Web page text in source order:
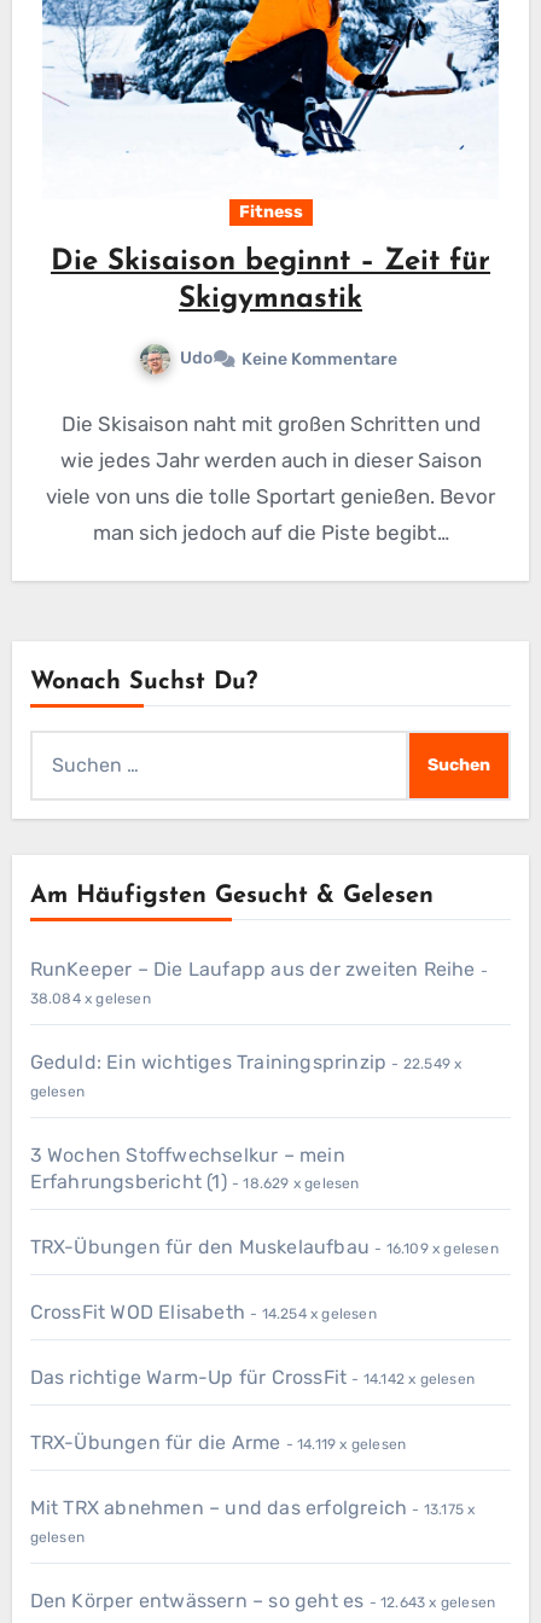
Fitness
Die Skisaison beginnt – Zeit für
Skigymnastik
Udo Keine Kommentare
Die Skisaison naht mit großen Schritten und
wie jedes Jahr werden auch in dieser Saison
viele von uns die tolle Sportart genießen. Bevor
man sich jedoch auf die Piste begibt…
Wonach Suchst Du?
nach:
Am Häufigsten Gesucht & Gelesen
RunKeeper – Die Laufapp aus der zweiten Reihe -
38.084 x gelesen
Geduld: Ein wichtiges Trainingsprinzip - 22.549 x
gelesen
3 Wochen Stoffwechselkur – mein
Erfahrungsbericht (1) - 18.629 x gelesen
TRX-Übungen für den Muskelaufbau - 16.109 x gelesen
CrossFit WOD Elisabeth - 14.254 x gelesen
Das richtige Warm-Up für CrossFit - 14.142 x gelesen
TRX-Übungen für die Arme - 14.119 x gelesen
Mit TRX abnehmen – und das erfolgreich - 13.175 x
gelesen
Den Körper entwässern – so geht es - 12.643 x gelesen